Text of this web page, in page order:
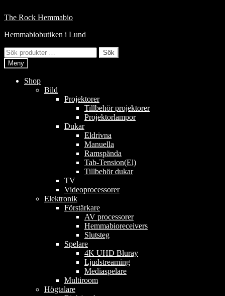
till
Hoppa
navigering
Hoppa
innehåll
The Rock Hemmabio
Hemmabiobutiken i Lund
Sök
efter:
Sök
Meny
Shop
Bild
Projektorer
Tillbehör projektorer
Projektorlampor
Dukar
Eldrivna
Manuella
Ramspända
Tab-Tension(El)
Tillbehör dukar
TV
Videoprocessorer
Elektronik
Förstärkare
AV processorer
Hemmabioreceivers
Slutsteg
Spelare
4K UHD Bluray
Ljudstreaming
Mediaspelare
Multiroom
Högtalare